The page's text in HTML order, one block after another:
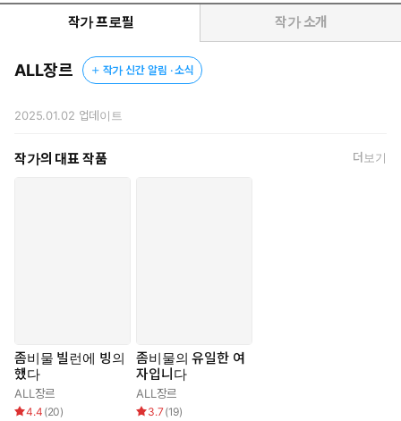
작가 프로필 작가 소개
ALL장르 작가 신간 알림 · 소식
2025.01.02 업데이트
작가의 대표 작품 더보기
좀비물 빌런에 빙의
했다
ALL장르
4.4 (20)
좀비물의 유일한 여
자입니다
ALL장르
3.7 (19)